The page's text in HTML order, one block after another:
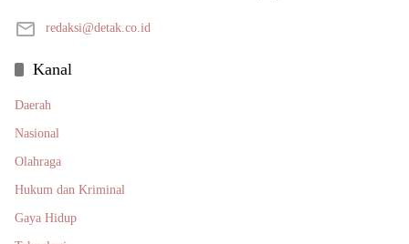
redaksi@detak.co.id
Kanal
Daerah
Nasional
Olahraga
Hukum dan Kriminal
Gaya Hidup